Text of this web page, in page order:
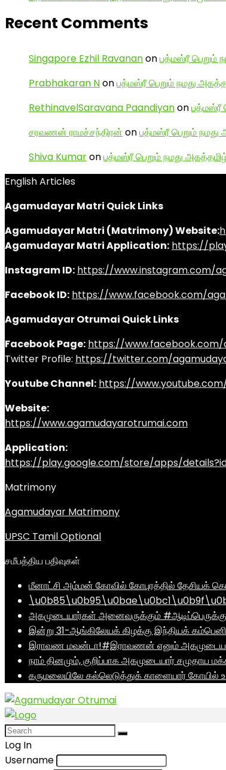
Recent Comments
Singapore Ezhil Ravananonபத்மஸ்ரீ பெறும்
Prabhakaran Nonபத்மஸ்ரீ பெறும் நமது
RethinavelSaravana Paandiyanonபத்மஸ்ரீ
சரவணன் ராமச்சந்திரன் onபத்மஸ்ரீ பெறும் நமது
Shiva Kumaronபத்மஸ்ரீ பெறும் நமது
English Articles
Agamudayar Matri Quick Links
Agamudayar Matri (Matrimony) Website:
Agamudayar Matri Application: https://
Instagram ID: https://www.instagram.com/
Facebook ID: https://www.facebook.com/
Agamudayar Otrumai Quick Links
Facebook Page: https://
Twitter Profile: https://twitter.com/
Youtube Channel: https://
Website:
https://www.agamudayarotrumai.com
Application:
https://play.google.com/store/apps/
Matrimony
Agamudayar Matrimony
UPSC Tamil Optional
சமீபத்திய பதிவுகள்
மீனாட்சி அம்மன் கோவில் கோபுரத்தில் தேசியக்
அகமுடையார்கள் அனைவருக்கும்
இன்று 31-ஆங்கிலேயக் கிழக்கு இந்தியக்
இராவண மவன்டா!#இராவணன் எனும்
நாம் தினமும், குறிப்பாக அகமுடையார் சமுதாய
கருமலையிலே கல்லெடுத்துக் காளையார்
Log In
Username